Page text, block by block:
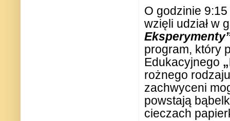
O godzinie
wzięli udział w
program, który
Edukacyjnego
rożnego
zachwyceni
powstają
cieczach